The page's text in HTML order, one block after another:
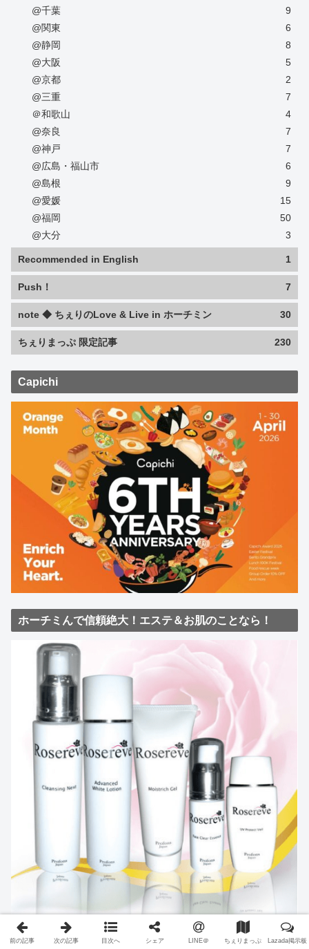
@千葉
9
@関東
6
@静岡
8
@大阪
5
@京都
2
@三重
7
＠和歌山
4
@奈良
7
@神戸
7
@広島・福山市
6
@島根
9
@愛媛
15
@福岡
50
@大分
3
Recommended in English 1
Push！ 7
note ◆ ちぇりのLove & Live in ホーチミン 30
ちぇりまっぷ 限定記事 230
Capichi
ホーチミんで信頼絶大！エステ＆お肌のことなら！
前の記事 次の記事 目次へ シェア LINE＠ ちぇりまっぷ Lazada掲示板